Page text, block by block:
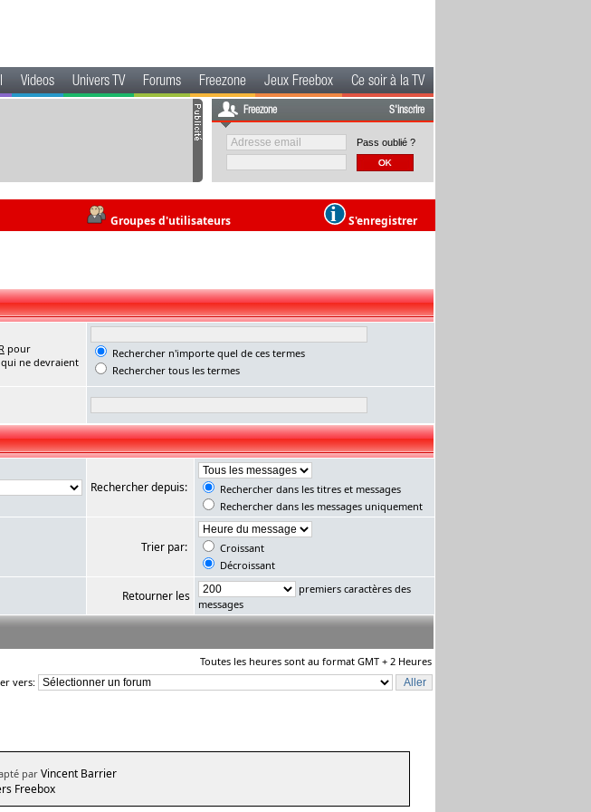
Videos Univers TV Forums Freezone Jeux Freebox Ce soir à la TV
Freezone S'inscrire
Pass oublié ?
Groupes d'utilisateurs S'enregistrer
pour
ne devraient
Rechercher n'importe quel de ces termes
Rechercher tous les termes
Rechercher depuis:
Rechercher dans les titres et messages
Rechercher dans les messages uniquement
Trier par:
Croissant
Décroissant
Retourner les
premiers caractères des
messages
Toutes les heures sont au format GMT + 2 Heures
vers:
par Vincent Barrier
Freebox